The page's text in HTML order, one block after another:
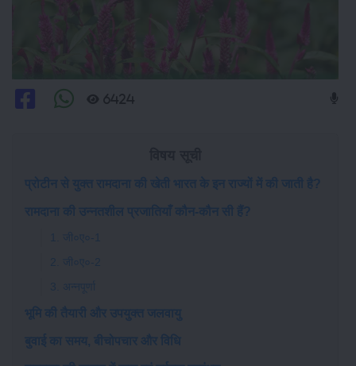
6424
प्रोटीन से युक्त रामदाना की खेती भारत के इन राज्यों में की जाती है?
रामदाना की उन्नतशील प्रजातियाँ कौन-कौन सी हैं?
1. जी०ए०-1
2. जी०ए०-2
3. अन्नपूर्णा
भूमि की तैयारी और उपयुक्त जलवायु
बुवाई का समय, बीचोपचार और विधि